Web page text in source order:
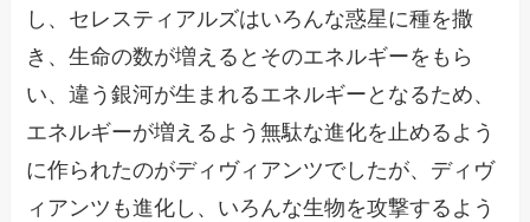
し、セレスティアルズはいろんな惑星に種を撒
き、生命の数が増えるとそのエネルギーをもら
い、違う銀河が生まれるエネルギーとなるため、
エネルギーが増えるよう無駄な進化を止めるよう
に作られたのがディヴィアンツでしたが、ディヴ
ィアンツも進化し、いろんな生物を攻撃するよう